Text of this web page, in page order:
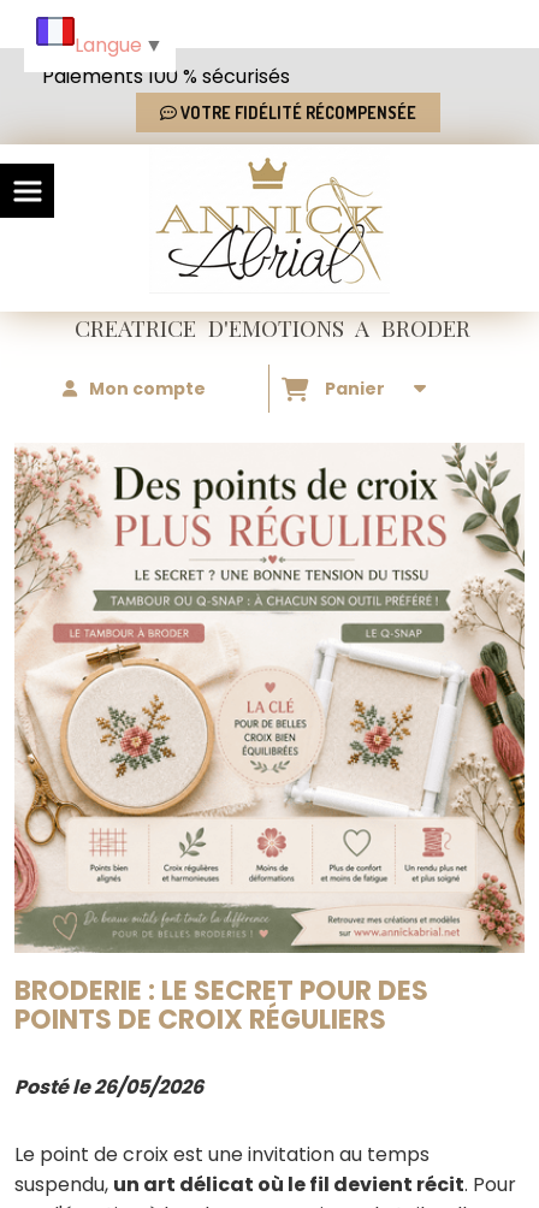
Paiements 100 % sécurisés
VOTRE FIDÉLITÉ RÉCOMPENSÉE
CREATRICED'EMOTIONSA BRODER
Mon compte Panier
BRODERIE : LE SECRET POUR DES
POINTS DE CROIX RÉGULIERS
Posté le 26/05/2026
Le point de croix est une invitation au temps
suspendu, un art délicat où le fil devient récit. Pour
Langue ▼